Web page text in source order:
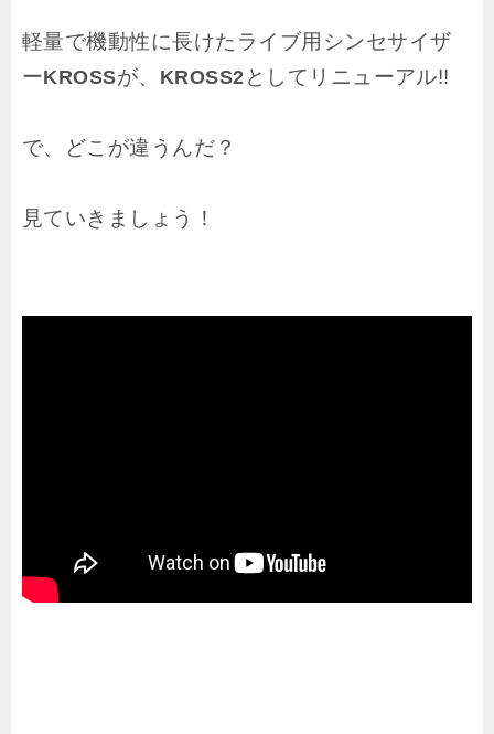
軽量で機動性に長けたライブ用シンセサイザ
ーKROSSが、 KROSS2 としてリニューアル!!
で、どこが違うんだ？
見ていきましょう！